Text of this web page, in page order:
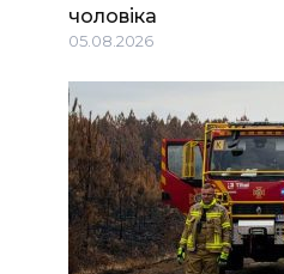
чоловіка
05.08.2026